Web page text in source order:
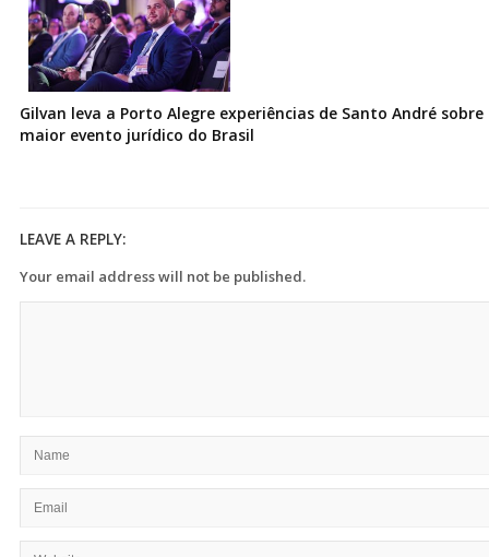
Gilvan leva a Porto Alegre experiências de Santo André
maior evento jurídico do Brasil
LEAVE A REPLY:
Your email address will not be published.